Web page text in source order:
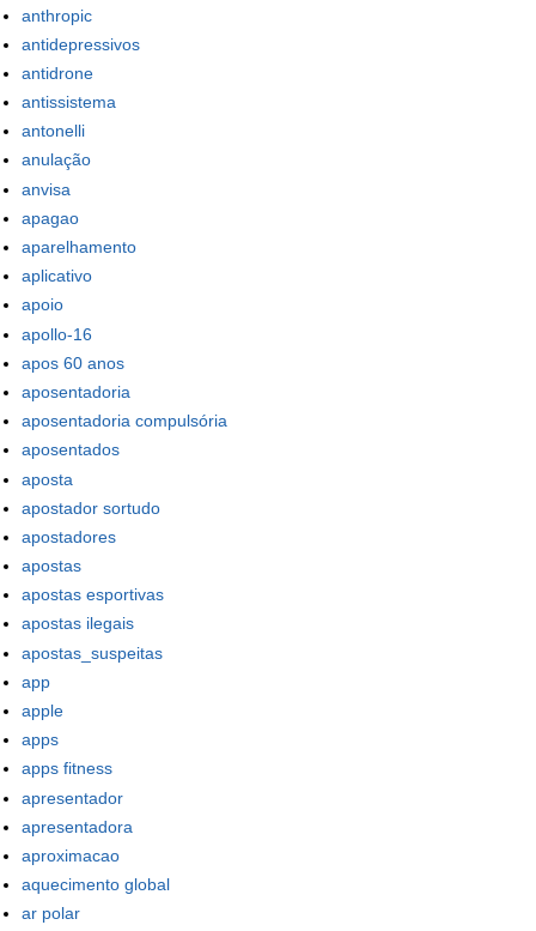
anthropic
antidepressivos
antidrone
antissistema
antonelli
anulação
anvisa
apagao
aparelhamento
aplicativo
apoio
apollo-16
apos 60 anos
aposentadoria
aposentadoria compulsória
aposentados
aposta
apostador sortudo
apostadores
apostas
apostas esportivas
apostas ilegais
apostas_suspeitas
app
apple
apps
apps fitness
apresentador
apresentadora
aproximacao
aquecimento global
ar polar